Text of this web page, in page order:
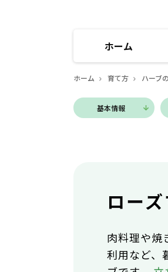
ホーム
ホーム 育て方 ハーブ
基本情報
ロー
肉料理や焼
利用など、